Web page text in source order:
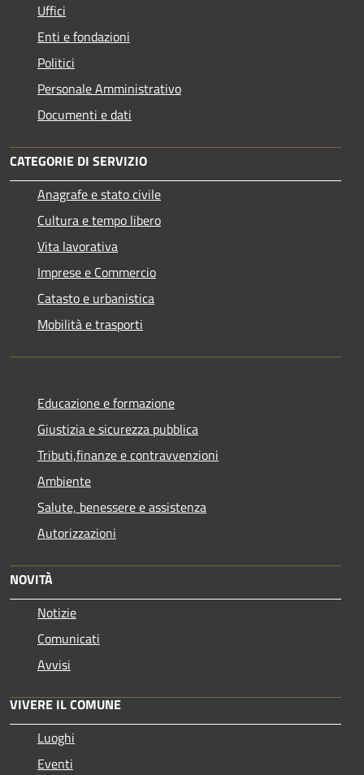
Uffici
Enti e fondazioni
Politici
Personale Amministrativo
Documenti e dati
CATEGORIE DI SERVIZIO
Anagrafe e stato civile
Cultura e tempo libero
Vita lavorativa
Imprese e Commercio
Catasto e urbanistica
Mobilità e trasporti
Educazione e formazione
Giustizia e sicurezza pubblica
Tributi,finanze e contravvenzioni
Ambiente
Salute, benessere e assistenza
Autorizzazioni
NOVITÀ
Notizie
Comunicati
Avvisi
VIVERE IL COMUNE
Luoghi
Eventi